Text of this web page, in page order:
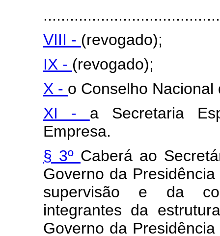
VIII - (revogado);
IX - (revogado);
X - o Conselho Nacional
XI - a Secretaria
Empresa.
§ 3º Caberá ao
Governo da
supervisão e da
integrantes da
Governo da